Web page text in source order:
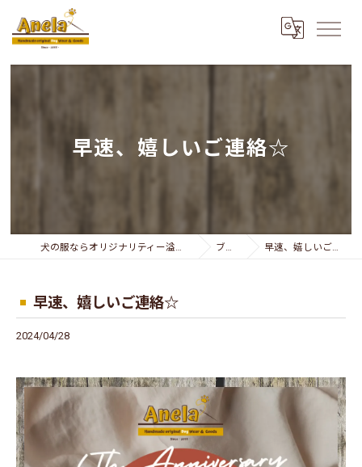
早速、嬉しいご連絡☆
犬の服ならオリジナリティー溢れるAnela ブログ 早速、嬉しいご連絡☆
早速、嬉しいご連絡☆
2024/04/28